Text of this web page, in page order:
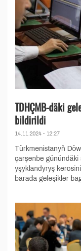
TDHÇMB-däki
bildirildi
14.11.2024 - 12:27
Türkmenistanyň
çarşenbe günündäki
yşyklandyryş
barada geleşikler